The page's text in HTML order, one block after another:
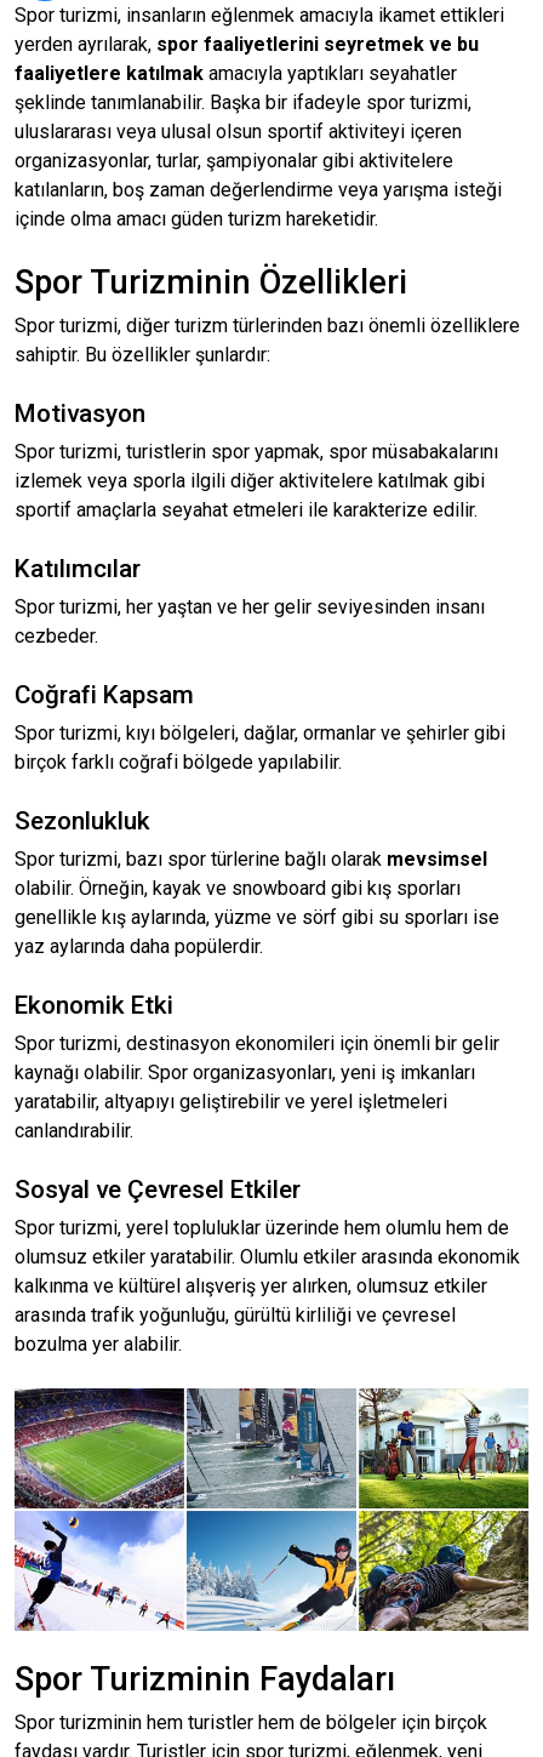
Spor turizmi, insanların eğlenmek amacıyla ikamet ettikleri
yerden ayrılarak, spor faaliyetlerini seyretmek ve bu
faaliyetlere katılmak amacıyla yaptıkları seyahatler
şeklinde tanımlanabilir. Başka bir ifadeyle spor turizmi,
uluslararası veya ulusal olsun sportif aktiviteyi içeren
organizasyonlar, turlar, şampiyonalar gibi aktivitelere
katılanların, boş zaman değerlendirme veya yarışma isteği
içinde olma amacı güden turizm hareketidir.
Spor Turizminin Özellikleri
Spor turizmi, diğer turizm türlerinden bazı önemli özelliklere
sahiptir. Bu özellikler şunlardır:
Motivasyon
Spor turizmi, turistlerin spor yapmak, spor müsabakalarını
izlemek veya sporla ilgili diğer aktivitelere katılmak gibi
sportif amaçlarla seyahat etmeleri ile karakterize edilir.
Katılımcılar
Spor turizmi, her yaştan ve her gelir seviyesinden insanı
cezbeder.
Coğrafi Kapsam
Spor turizmi, kıyı bölgeleri, dağlar, ormanlar ve şehirler gibi
birçok farklı coğrafi bölgede yapılabilir.
Sezonlukluk
Spor turizmi, bazı spor türlerine bağlı olarak mevsimsel
olabilir. Örneğin, kayak ve snowboard gibi kış sporları
genellikle kış aylarında, yüzme ve sörf gibi su sporları ise
yaz aylarında daha popülerdir.
Ekonomik Etki
Spor turizmi, destinasyon ekonomileri için önemli bir gelir
kaynağı olabilir. Spor organizasyonları, yeni iş imkanları
yaratabilir, altyapıyı geliştirebilir ve yerel işletmeleri
canlandırabilir.
Sosyal ve Çevresel Etkiler
Spor turizmi, yerel topluluklar üzerinde hem olumlu hem de
olumsuz etkiler yaratabilir. Olumlu etkiler arasında ekonomik
kalkınma ve kültürel alışveriş yer alırken, olumsuz etkiler
arasında trafik yoğunluğu, gürültü kirliliği ve çevresel
bozulma yer alabilir.
Spor Turizminin Faydaları
Spor turizminin hem turistler hem de bölgeler için birçok
faydası vardır. Turistler için spor turizmi, eğlenmek, yeni